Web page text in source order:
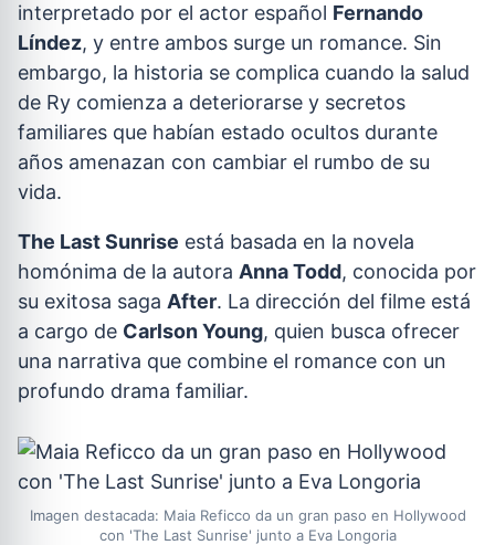
interpretado por el actor español Fernando
Líndez, y entre ambos surge un romance. Sin
embargo, la historia se complica cuando la salud
de Ry comienza a deteriorarse y secretos
familiares que habían estado ocultos durante
años amenazan con cambiar el rumbo de su
vida.
The Last Sunrise está basada en la novela
homónima de la autora Anna Todd, conocida por
su exitosa saga After. La dirección del filme está
a cargo de Carlson Young, quien busca ofrecer
una narrativa que combine el romance con un
profundo drama familiar.
Imagen destacada: Maia Reficco da un gran paso en Hollywood
con 'The Last Sunrise' junto a Eva Longoria